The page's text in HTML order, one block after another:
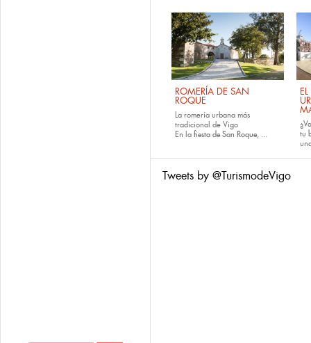
ROMERÍA DE SAN
ROQUE
La romería urbana más
tradicional de Vigo
En la fiesta de San Roque, ...
tu
Tweets by @TurismodeVigo